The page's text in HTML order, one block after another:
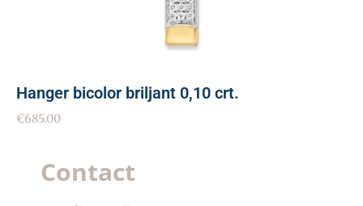
Hanger bicolor briljant 0,10 crt.
€685.00
Contact